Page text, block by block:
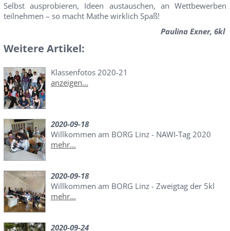
Selbst ausprobieren, Ideen austauschen, an Wettbewerben
teilnehmen – so macht Mathe wirklich Spaß!
Paulina Exner, 6kl
Weitere Artikel:
Klassenfotos 2020-21
anzeigen...
2020-09-18
Willkommen am BORG Linz - NAWI-Tag 2020
mehr...
2020-09-18
Willkommen am BORG Linz - Zweigtag der 5kl
mehr...
2020-09-24